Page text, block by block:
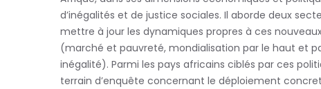
d’inégalités et de justice sociales. Il aborde deux
mettre à jour les dynamiques propres à ces
(marché et pauvreté, mondialisation par le haut et
inégalité). Parmi les pays africains ciblés par ces
terrain d’enquête concernant le déploiement